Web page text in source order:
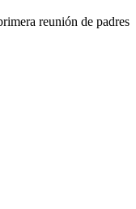
reunión de padres